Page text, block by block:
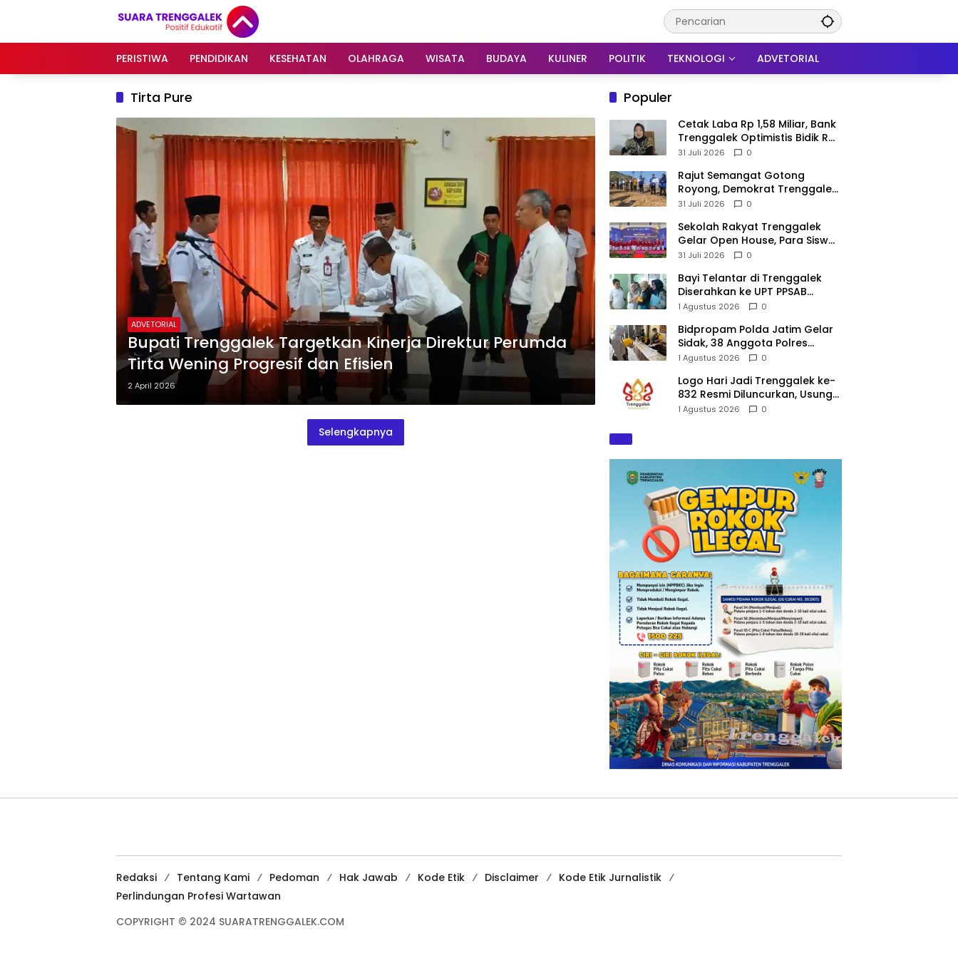
PERISTIWA
PENDIDIKAN KESEHATAN OLAHRAGA WISATA BUDAYA KULINER POLITIK TEKNOLOGI ADVETORIAL
Tirta Pure
ADVETORIAL
Bupati Trenggalek Targetkan Kinerja Direktur Perumda
Tirta Wening Progresif dan Efisien
2 April 2026
Selengkapnya
Populer
Cetak Laba Rp 1,58 Miliar, Bank
Trenggalek Optimistis Bidik Rp
3 Miliar hingga Akhir Tahun
31 Juli 2026 0
​Rajut Semangat Gotong
Royong, Demokrat Trenggalek
Gaungkan Gerakan Langit Biru
31 Juli 2026 0
Sekolah Rakyat Trenggalek
Gelar Open House, Para Siswa
Mulai Tempati Gedung Baru
31 Juli 2026 0
Bayi Telantar di Trenggalek
Diserahkan ke UPT PPSAB
Sidoarjo, Belum Bisa Langsung
1 Agustus 2026 0
Bidpropam Polda Jatim Gelar
Sidak, 38 Anggota Polres
Trenggalek di Tes Urine
1 Agustus 2026 0
Logo Hari Jadi Trenggalek ke-
832 Resmi Diluncurkan, Usung
Tema “Hambeging Bumi”
1 Agustus 2026 0
Redaksi Tentang Kami Pedoman Hak Jawab Kode Etik Disclaimer
Kode Etik Jurnalistik
Perlindungan Profesi Wartawan
COPYRIGHT © 2024 SUARATRENGGALEK.COM